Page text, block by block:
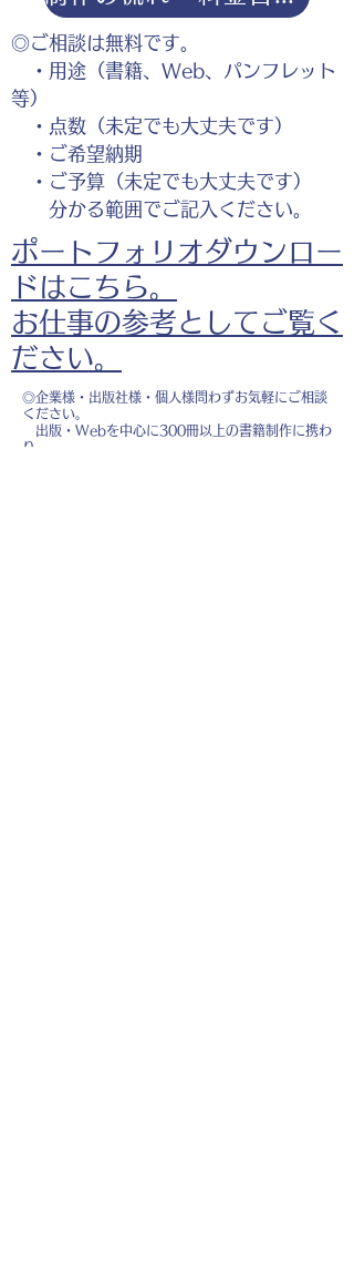
◎ご相談は無料です。
・用途（書籍、Web、パンフレット
等）
・点数（未定でも大丈夫です）
・ご希望納期
・ご予算（未定でも大丈夫です）
分かる範囲でご記入ください。
ポートフォリオダウンロー
ドはこちら。
お仕事の参考としてご覧く
ださい。
◎企業様・出版社様・個人様問わずお気軽にご相談
ください。
出版・Webを中心に300冊以上の書籍制作に携わ
り、